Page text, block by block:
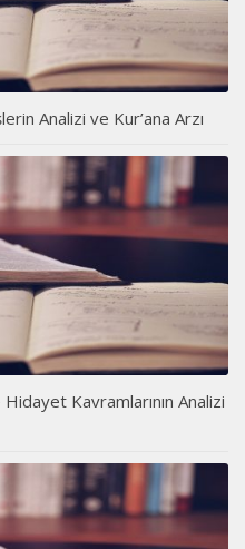
Analizi ve Kur’ana Arzı
Kavramlarının Analizi